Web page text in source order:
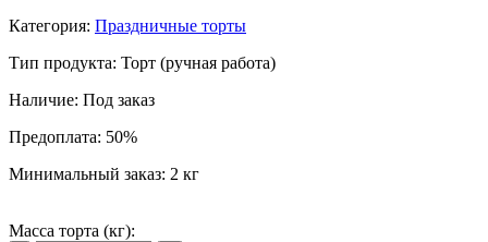
Категория: Праздничные торты
Тип продукта: Торт (ручная работа)
Наличие: Под заказ
Предоплата: 50%
Минимальный заказ: 2 кг
Масса торта (кг):